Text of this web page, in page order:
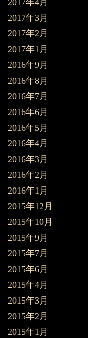
2017年4月
2017年3月
2017年2月
2017年1月
2016年9月
2016年8月
2016年7月
2016年6月
2016年5月
2016年4月
2016年3月
2016年2月
2016年1月
2015年12月
2015年10月
2015年9月
2015年7月
2015年6月
2015年4月
2015年3月
2015年2月
2015年1月